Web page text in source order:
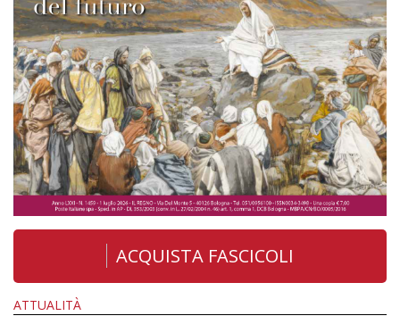
ACQUISTA FASCICOLI
ATTUALITÀ